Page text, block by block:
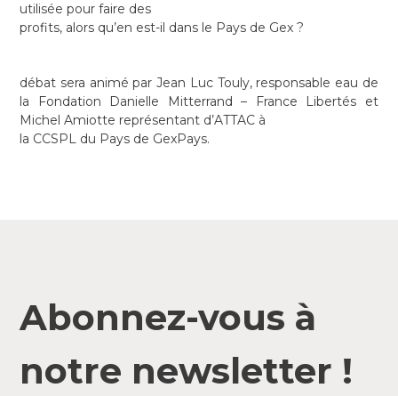
utilisée pour faire des
profits, alors qu’en est-il dans le Pays de Gex ?
débat sera animé par Jean Luc Touly, responsable eau de
la Fondation Danielle Mitterrand – France Libertés et
Michel Amiotte représentant d’ATTAC à
la CCSPL du Pays de GexPays.
Abonnez-vous à
notre newsletter !